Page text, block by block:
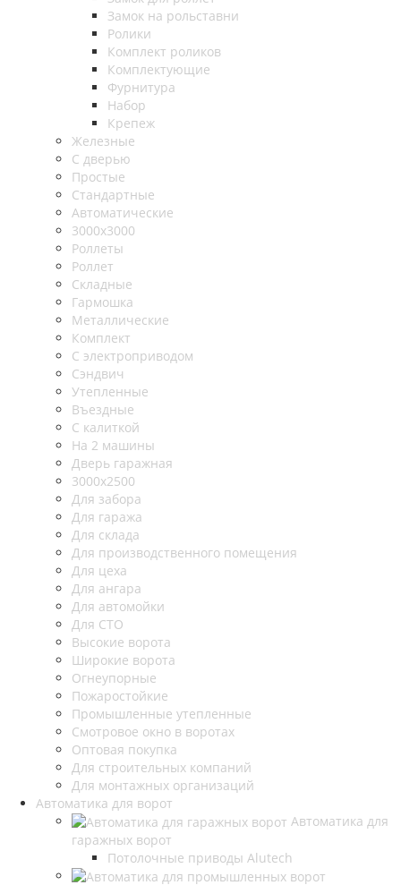
Замок на рольставни
Ролики
Комплект роликов
Комплектующие
Фурнитура
Набор
Крепеж
Железные
С дверью
Простые
Стандартные
Автоматические
3000х3000
Роллеты
Роллет
Складные
Гармошка
Металлические
Комплект
С электроприводом
Сэндвич
Утепленные
Въездные
С калиткой
На 2 машины
Дверь гаражная
3000х2500
Для забора
Для гаража
Для склада
Для производственного помещения
Для цеха
Для ангара
Для автомойки
Для СТО
Высокие ворота
Широкие ворота
Огнеупорные
Пожаростойкие
Промышленные утепленные
Смотровое окно в воротах
Оптовая покупка
Для строительных компаний
Для монтажных организаций
Автоматика для ворот
Автоматика для
гаражных ворот
Потолочные приводы Alutech